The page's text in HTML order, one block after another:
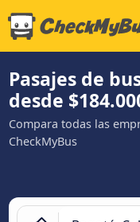
Pasajes de
desde
Compara todas las
CheckMyBus